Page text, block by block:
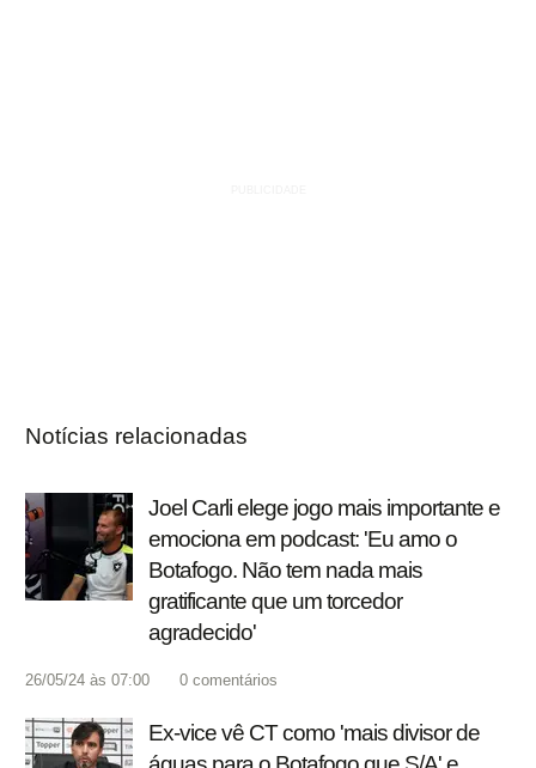
Notícias relacionadas
Joel Carli elege jogo mais importante e
emociona em podcast: 'Eu amo o
Botafogo. Não tem nada mais
gratificante que um torcedor
agradecido'
26/05/24 às 07:00 0 comentários
Ex-vice vê CT como 'mais divisor de